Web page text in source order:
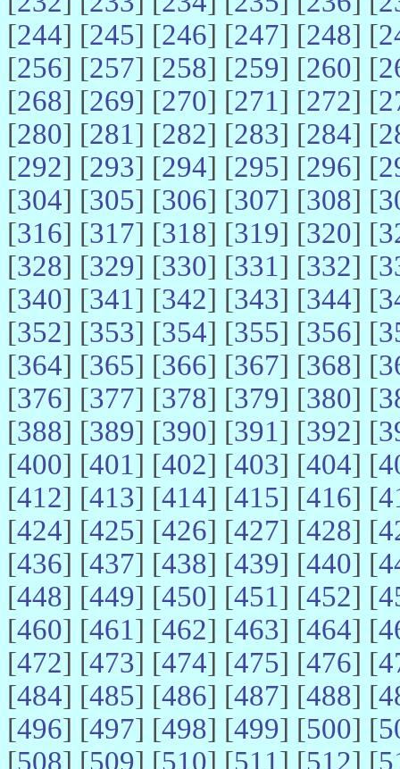
[244] [245] [246] [247] [248] [
[256] [257] [258] [259] [260] [
[268] [269] [270] [271] [272] [
[280] [281] [282] [283] [284] [
[292] [293] [294] [295] [296] [
[304] [305] [306] [307] [308] [
[316] [317] [318] [319] [320] [
[328] [329] [330] [331] [332] [
[340] [341] [342] [343] [344] [
[352] [353] [354] [355] [356] [
[364] [365] [366] [367] [368] [
[376] [377] [378] [379] [380] [
[388] [389] [390] [391] [392] [
[400] [401] [402] [403] [404] [
[412] [413] [414] [415] [416] [
[424] [425] [426] [427] [428] [
[436] [437] [438] [439] [440] [
[448] [449] [450] [451] [452] [
[460] [461] [462] [463] [464] [
[472] [473] [474] [475] [476] [
[484] [485] [486] [487] [488] [
[496] [497] [498] [499] [500] [
[508] [509] [510] [511] [512] [